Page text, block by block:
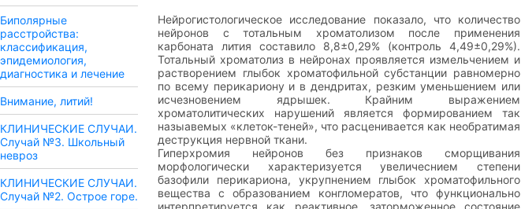
Биполярные
расстройства:
классификация,
эпидемиология,
диагностика и лечение
Внимание, литий!
КЛИНИЧЕСКИЕ СЛУЧАИ.
Случай №3. Школьный
невроз
КЛИНИЧЕСКИЕ СЛУЧАИ.
Случай №2. Острое горе.
Нейрогистологическое исследование показало, что количество
нейронов с тотальным хроматолизом после применения
карбоната лития составило 8,8±0,29% (контроль 4,49±0,29%).
Тотальный хроматолиз в нейронах проявляется измельчением и
растворением глыбок хроматофильной субстанции равномерно
по всему перикариону и в дендритах, резким уменьшением или
исчезновением ядрышек. Крайним выражением
хроматолитических нарушений является формированием так
назыавемых «клеток-теней», что расценивается как необратимая
деструкция нервной ткани.
Гиперхромия нейронов без признаков сморщивания
морфологически характеризуется увеличеснием степени
базофили перикариона, укрупнением глыбок хроматофильного
вещества с образованием конгломератов, что функционально
интерпретируется как реактивное, заторможенное состояние